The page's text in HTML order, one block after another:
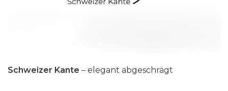
Schweizer Kante – elegant abgeschrägt